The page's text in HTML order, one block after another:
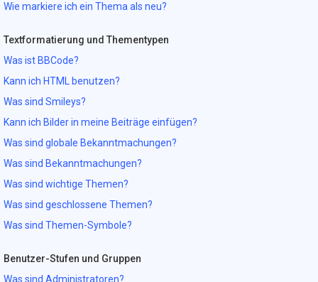
Wie markiere ich ein Thema als neu?
Textformatierung und Thementypen
Was ist BBCode?
Kann ich HTML benutzen?
Was sind Smileys?
Kann ich Bilder in meine Beiträge einfügen?
Was sind globale Bekanntmachungen?
Was sind Bekanntmachungen?
Was sind wichtige Themen?
Was sind geschlossene Themen?
Was sind Themen-Symbole?
Benutzer-Stufen und Gruppen
Was sind Administratoren?